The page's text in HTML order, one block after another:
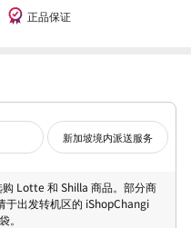
正品保证
新加坡境内派送服务
Lotte 和 Shilla 商品。部分商
于出发转机区的 iShopChangi
。